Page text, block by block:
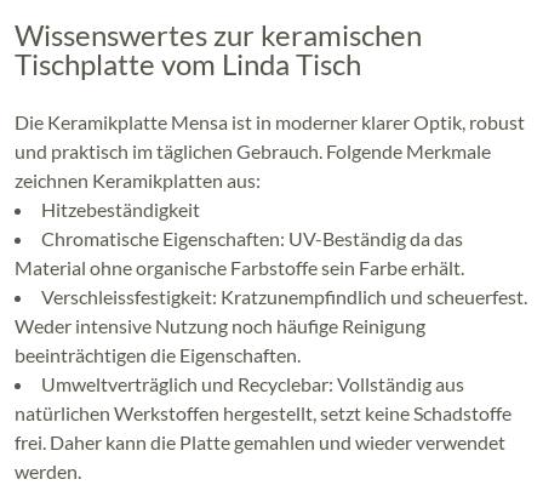
Wissenswertes zur keramischen
Tischplatte vom Linda Tisch
Die Keramikplatte Mensa ist in moderner klarer Optik, robust
und praktisch im täglichen Gebrauch. Folgende Merkmale
zeichnen Keramikplatten aus:
Hitzebeständigkeit
Chromatische Eigenschaften: UV-Beständig da das
Material ohne organische Farbstoffe sein Farbe erhält.
Verschleissfestigkeit: Kratzunempfindlich und scheuerfest.
Weder intensive Nutzung noch häufige Reinigung
beeinträchtigen die Eigenschaften.
Umweltverträglich und Recyclebar: Vollständig aus
natürlichen Werkstoffen hergestellt, setzt keine Schadstoffe
frei. Daher kann die Platte gemahlen und wieder verwendet
werden.